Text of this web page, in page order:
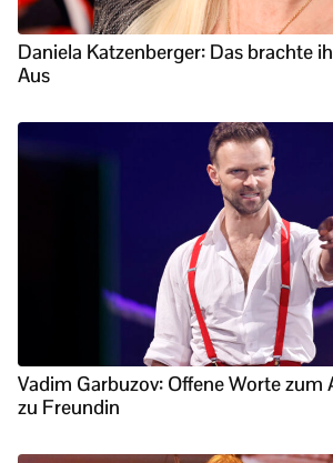
Daniela Katzenberger: Das brachte
Aus
Vadim Garbuzov: Offene Worte zum
zu Freundin